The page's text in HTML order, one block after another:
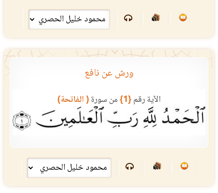
ورش عن نافع
الآية رقم{1} من سورة( الفاتحة)